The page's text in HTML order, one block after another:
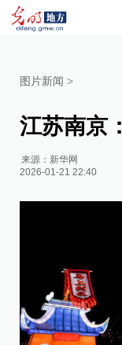
图片新闻 >
江苏南京
来源： 新华网
2026-01-21 22:40